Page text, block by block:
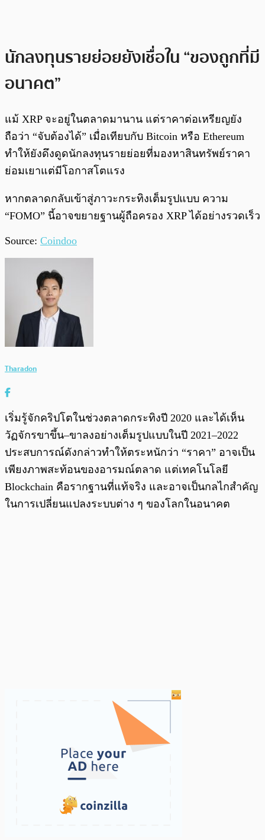
นักลงทุนรายย่อยยังเชื่อใน “ของถูกที่มี
อนาคต”
แม้ XRP จะอยู่ในตลาดมานาน แต่ราคาต่อเหรียญยัง
ถือว่า “จับต้องได้” เมื่อเทียบกับ Bitcoin หรือ Ethereum
ทำให้ยังดึงดูดนักลงทุนรายย่อยที่มองหาสินทรัพย์ราคา
ย่อมเยาแต่มีโอกาสโตแรง
หากตลาดกลับเข้าสู่ภาวะกระทิงเต็มรูปแบบ ความ
“FOMO” นี้อาจขยายฐานผู้ถือครอง XRP ได้อย่างรวดเร็ว
Source: Coindoo
Tharadon
เริ่มรู้จักคริปโตในช่วงตลาดกระทิงปี 2020 และได้เห็น
วัฏจักรขาขึ้น–ขาลงอย่างเต็มรูปแบบในปี 2021–2022
ประสบการณ์ดังกล่าวทำให้ตระหนักว่า “ราคา” อาจเป็น
เพียงภาพสะท้อนของอารมณ์ตลาด แต่เทคโนโลยี
Blockchain คือรากฐานที่แท้จริง และอาจเป็นกลไกสำคัญ
ในการเปลี่ยนแปลงระบบต่าง ๆ ของโลกในอนาคต